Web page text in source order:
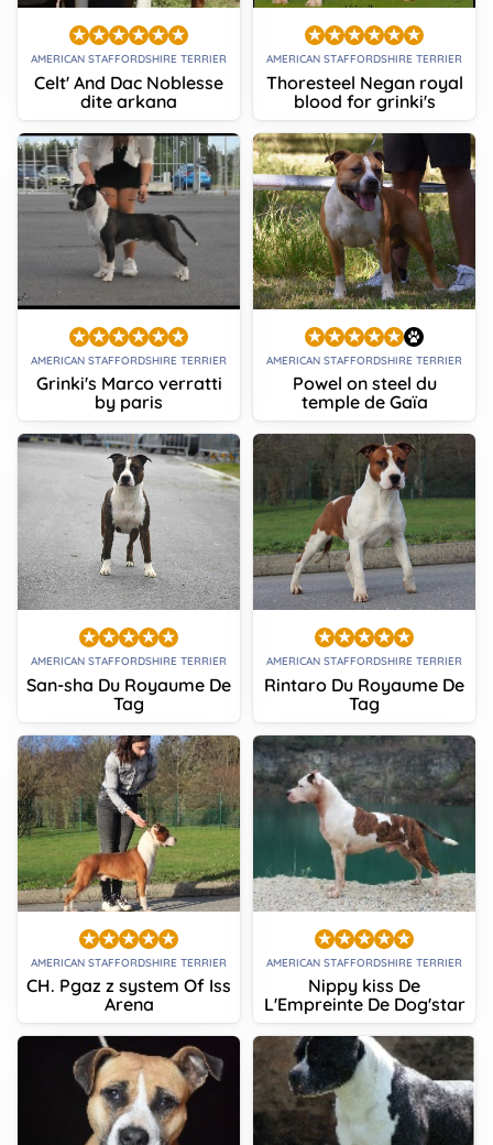
AMERICAN STAFFORDSHIRE TERRIER
Celt' And Dac Noblesse
dite arkana
AMERICAN STAFFORDSHIRE TERRIER
Thoresteel Negan royal
blood for grinki's
AMERICAN STAFFORDSHIRE TERRIER
Grinki's Marco verratti
by paris
AMERICAN STAFFORDSHIRE TERRIER
Powel on steel du
temple de Gaïa
AMERICAN STAFFORDSHIRE TERRIER
San-sha Du Royaume De
Tag
AMERICAN STAFFORDSHIRE TERRIER
Rintaro Du Royaume De
Tag
AMERICAN STAFFORDSHIRE TERRIER
CH. Pgaz z system Of Iss
Arena
AMERICAN STAFFORDSHIRE TERRIER
Nippy kiss De
L'Empreinte De Dog'star